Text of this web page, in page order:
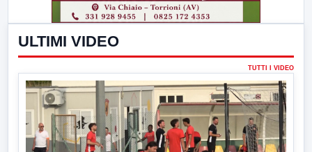
ULTIMI VIDEO
TUTTI I VIDEO